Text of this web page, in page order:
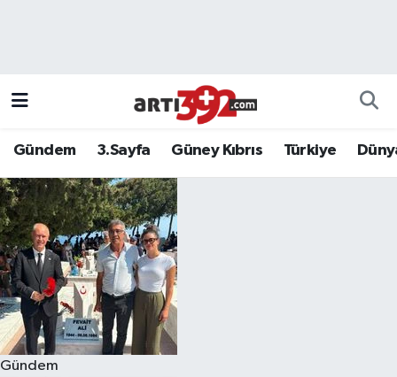
Gündem 3.Sayfa Güney Kıbrıs Türkiye
Gündem